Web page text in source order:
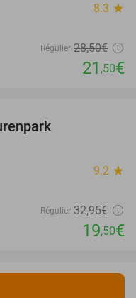
8.3 star
Régulier 28,50€
21 ,50€
9.2 star
Régulier 32,95€
19,50€